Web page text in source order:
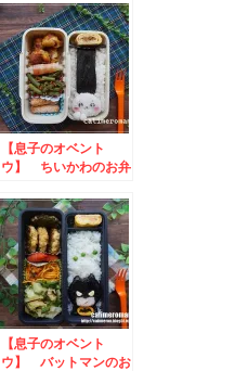
【息子のオベント
ウ】 ちいかわのお弁
ン弁当フォトコンテス
ト
【息子のオベント
ウ】 バットマンのお